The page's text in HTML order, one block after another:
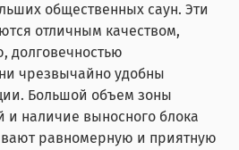
общественных саун. Эти
отличным качеством,
долговечностью
чрезвычайно удобны
Большой объем зоны
и наличие выносного блока
равномерную и приятную